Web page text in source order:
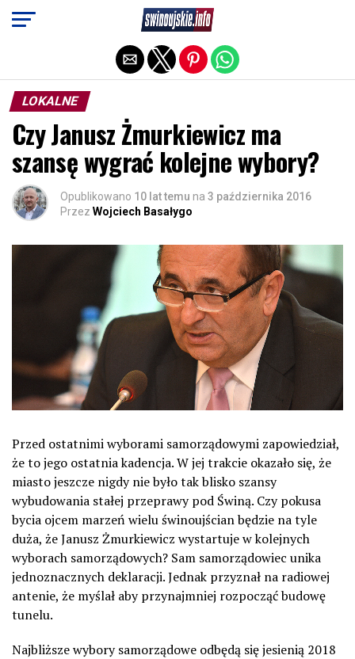
LOKALNE
Czy Janusz Żmurkiewicz ma
szansę wygrać kolejne wybory?
Opublikowano 10 lat temu na 3 października 2016
Przez Wojciech Basałygo
Przed ostatnimi wyborami samorządowymi zapowiedział,
że to jego ostatnia kadencja. W jej trakcie okazało się, że
miasto jeszcze nigdy nie było tak blisko szansy
wybudowania stałej przeprawy pod Świną. Czy pokusa
bycia ojcem marzeń wielu świnoujścian będzie na tyle
duża, że Janusz Żmurkiewicz wystartuje w kolejnych
wyborach samorządowych? Sam samorządowiec unika
jednoznacznych deklaracji. Jednak przyznał na radiowej
antenie, że myślał aby przynajmniej rozpocząć budowę
tunelu.
Najbliższe wybory samorządowe odbędą się jesienią 2018
Exit mobile version